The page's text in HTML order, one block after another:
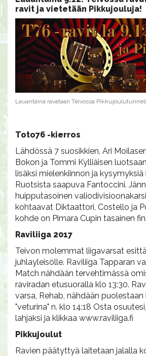
ravit ja vietetään Pikkujouluja!
Lauantaina ravataan Teivossa
Toto76 -kierros
Lähdössä 7 suosikkien, Ari
Bokon ja Tommi Kylliäisen
lisäksi mielenkiinnon ja
Ruotsista saapuva Fantoccini.
huipputasoinen
kohtaavat Diktaattori, Costello ja
kohde on Pimara Cupin tasainen
Raviliiga 2017
Teivon molemmat liigavarsat
juhlayleisölle. Raviliiga Tapparan
Match nähdään tervehtimässä
raviradan etusuoralla klo 13:30.
varsa, Rehab, nähdään
"veturina" n. klo 14:18 Osta
lahjaksi ja klikkaa www.raviliiga.fi
Pikkujoulut
​Ravien päätyttyä laitetaan jalalla